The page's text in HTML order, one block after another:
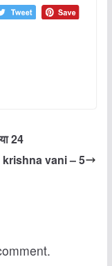
24
krishna vani – 5